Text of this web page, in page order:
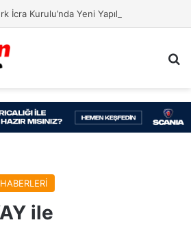
İcra Kurulu’nda Yeni Yapılanma
ile